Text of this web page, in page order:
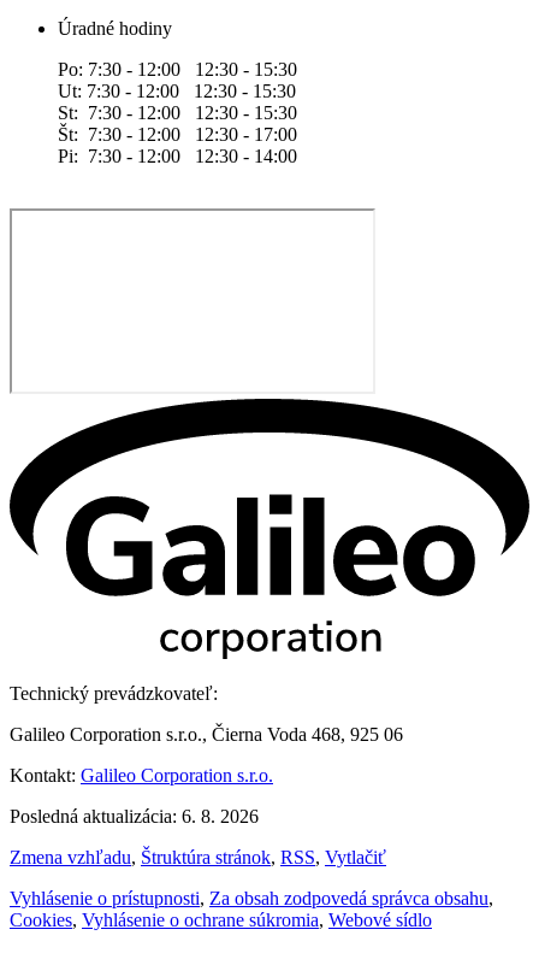
Úradné hodiny
Po: 7:30 - 12:00 12:30 - 15:30
Ut: 7:30 - 12:00 12:30 - 15:30
St: 7:30 - 12:00 12:30 - 15:30
Št: 7:30 - 12:00 12:30 - 17:00
Pi: 7:30 - 12:00 12:30 - 14:00
Technický prevádzkovateľ:
Galileo Corporation s.r.o., Čierna Voda 468, 925 06
Kontakt: Galileo Corporation s.r.o.
Posledná aktualizácia: 6. 8. 2026
Zmena vzhľadu, Štruktúra stránok, RSS, Vytlačiť
Vyhlásenie o prístupnosti, Za obsah zodpovedá správca obsahu,
Cookies, Vyhlásenie o ochrane súkromia, Webové sídlo